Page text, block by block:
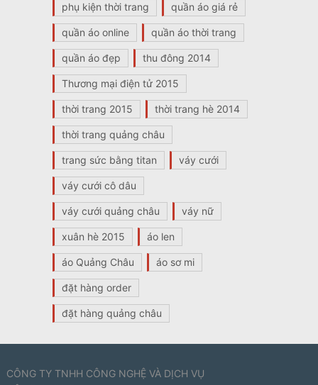
phụ kiện thời trang quần áo giá rẻ
quần áo online quần áo thời trang
quần áo đẹp thu đông 2014
Thương mại điện tử 2015
thời trang 2015 thời trang hè 2014
thời trang quảng châu
trang sức bằng titan váy cưới
váy cưới cô dâu
váy cưới quảng châu váy nữ
xuân hè 2015 áo len
áo Quảng Châu áo sơ mi
đặt hàng order
đặt hàng quảng châu
CÔNG TY TNHH CÔNG NGHỆ VÀ DỊCH VỤ